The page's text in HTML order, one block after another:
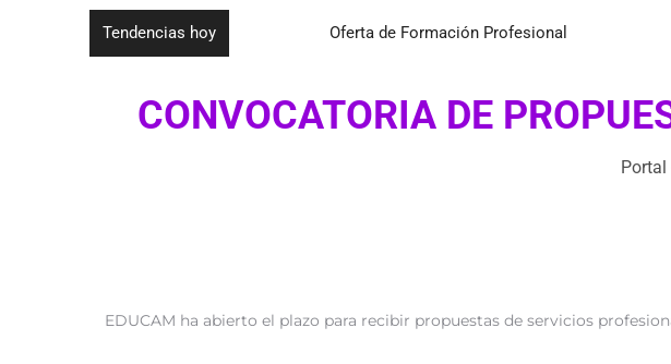
Tendencias hoy Oferta de Formación Profesional
CONVOCATORIA DE
Portal
EDUCAM ha abierto el plazo para recibir propuestas de servicios